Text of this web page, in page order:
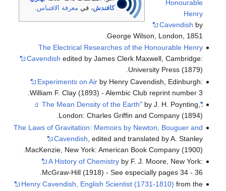
كافندش، في معرفة الاقتباس.
Honourable
Henry
Cavendish by
George Wilson, London, 1851.
The Electrical Researches of the Honourable Henry
Cavendish edited by James Clerk Maxwell, Cambridge:
University Press (1879).
Experiments on Airby Henry Cavendish, Edinburgh:
William F. Clay (1893) - Alembic Club reprint number 3.
"The Mean Density of the Earth"
by J. H. Poynting,
London: Charles Griffin and Company (1894).
The Laws of Gravitation: Memoirs by Newton, Bouguer and
Cavendish , edited and translated by A. Stanley
MacKenzie, New York: American Book Company (1900).
A History of Chemistryby F. J. Moore, New York:
McGraw-Hill (1918) - See especially pages 34 - 36.
Henry Cavendish, English Scientist (1731-1810) from the